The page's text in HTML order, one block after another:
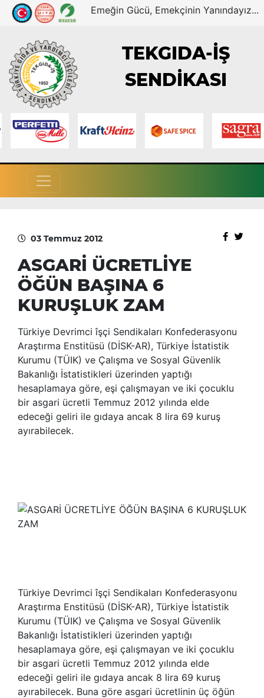
Emeğin Gücü, Emekçinin Yanındayız...
TEKGIDA-İŞ
SENDİKASI
03 Temmuz 2012
ASGARİ ÜCRETLİYE
ÖĞÜN BAŞINA 6
KURUŞLUK ZAM
Türkiye Devrimci îşçi Sendikaları Konfederasyonu
Araştırma Enstitüsü (DİSK-AR), Türkiye İstatistik
Kurumu (TÜIK) ve Çalışma ve Sosyal Güvenlik
Bakanlığı İstatistikleri üzerinden yaptığı
hesaplamaya göre, eşi çalışmayan ve iki çocuklu
bir asgari ücretli Temmuz 2012 yılında elde
edeceği geliri ile gıdaya ancak 8 lira 69 kuruş
ayırabilecek.
Türkiye Devrimci îşçi Sendikaları Konfederasyonu
Araştırma Enstitüsü (DİSK-AR), Türkiye İstatistik
Kurumu (TÜIK) ve Çalışma ve Sosyal Güvenlik
Bakanlığı İstatistikleri üzerinden yaptığı
hesaplamaya göre, eşi çalışmayan ve iki çocuklu
bir asgari ücretli Temmuz 2012 yılında elde
edeceği geliri ile gıdaya ancak 8 lira 69 kuruş
ayırabilecek. Buna göre asgari ücretlinin üç öğün